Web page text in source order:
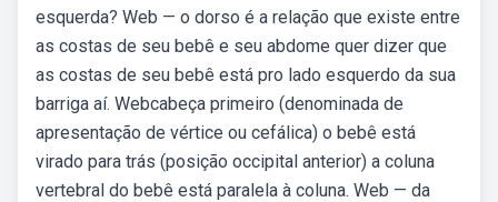
esquerda? Web — o dorso é a relação que existe entre
as costas de seu bebê e seu abdome quer dizer que
as costas de seu bebê está pro lado esquerdo da sua
barriga aí. Webcabeça primeiro (denominada de
apresentação de vértice ou cefálica) o bebê está
virado para trás (posição occipital anterior) a coluna
vertebral do bebê está paralela à coluna. Web — da